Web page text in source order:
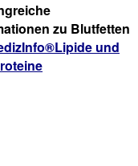
zu Blutfetten
und